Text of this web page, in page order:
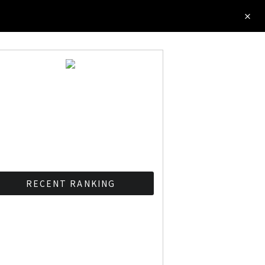
RECENT RANKING